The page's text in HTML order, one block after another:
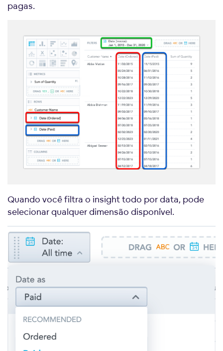
pagas.
Quando você filtra o insight todo por data, pode
selecionar qualquer dimensão disponível.